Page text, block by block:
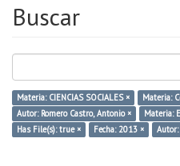
Buscar
Materia: CIENCIAS SOCIALES ×
Materia:
Autor: Romero Castro, Antonio ×
Materia:
Has File(s): true ×
Fecha: 2013 ×